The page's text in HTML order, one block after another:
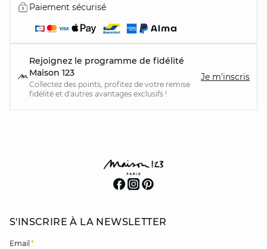
Paiement sécurisé
Rejoignez le programme de fidélité
Maison 123
Collectez des points, profitez de votre remise
fidélité et d'autres avantages exclusifs !
Je m'inscris
S'INSCRIRE À LA NEWSLETTER
Email *